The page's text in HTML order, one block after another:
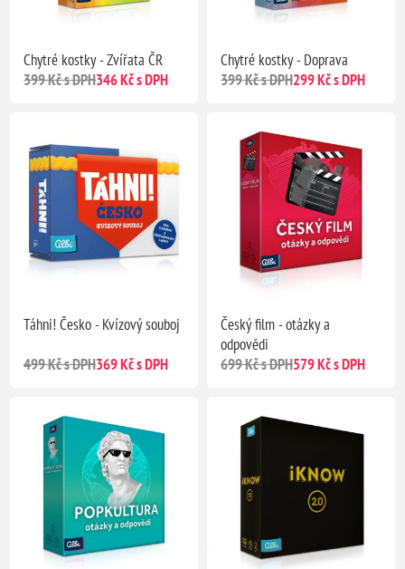
Chytré kostky - Zvířata ČR
399 Kč s DPH346 Kč s DPH
Chytré kostky - Doprava
399 Kč s DPH299 Kč s DPH
Táhni! Česko - Kvízový souboj
499 Kč s DPH369 Kč s DPH
Český film - otázky a
odpovědi
699 Kč s DPH579 Kč s DPH